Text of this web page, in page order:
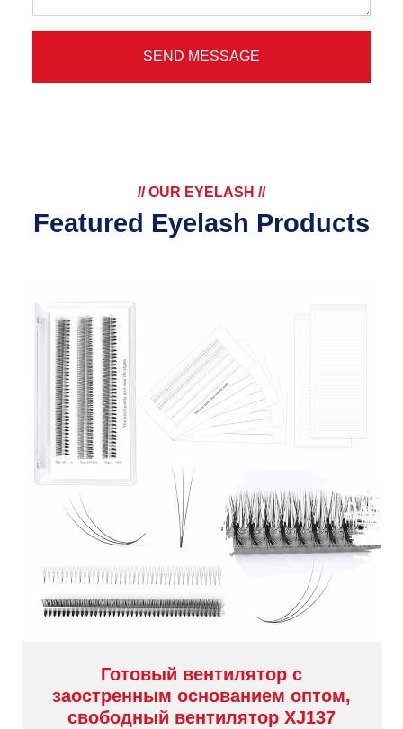
SEND MESSAGE
// OUR EYELASH //
Featured Eyelash Products
Готовый вентилятор с
заостренным основанием оптом,
свободный вентилятор XJ137